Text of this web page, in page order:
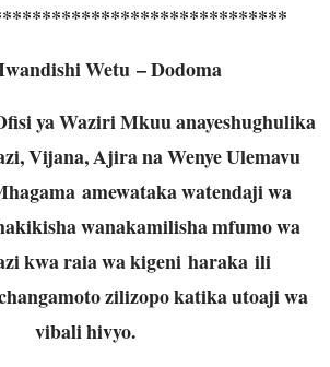
Wetu – Dodoma
ya Waziri Mkuu anayeshughulika
Vijana, Ajira na Wenye Ulemavu
amewataka watendaji wa
wanakamilisha mfumo wa
kwa raia wa kigeni haraka ili
zilizopo katika utoaji wa
vibali hivyo.